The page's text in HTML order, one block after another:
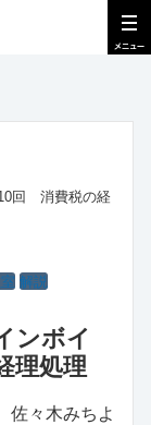
回 消費税の経
解説
ンボイ
理処理
々木みちよ